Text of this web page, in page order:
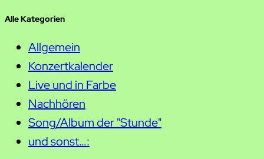
Alle Kategorien
Allgemein
Konzertkalender
Live und in Farbe
Nachhören
Song/Album der "Stunde"
und sonst…: